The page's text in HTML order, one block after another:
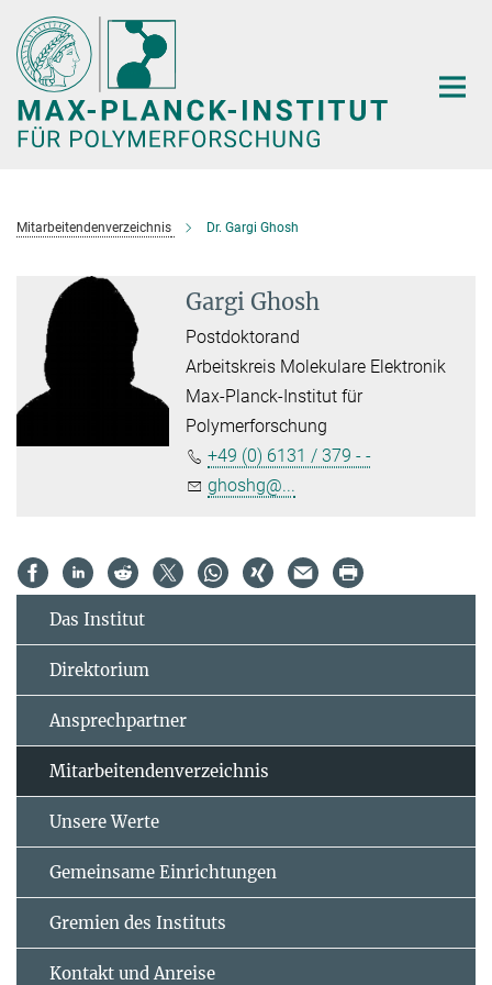
Hauptinhalt
Mitarbeitendenverzeichnis Dr. Gargi Ghosh
Gargi Ghosh
Postdoktorand
Arbeitskreis Molekulare Elektronik
Max-Planck-Institut für
Polymerforschung
+49 (0) 6131 / 379 - -
ghoshg@...
Das Institut
Direktorium
Ansprechpartner
Mitarbeitendenverzeichnis
Unsere Werte
Gemeinsame Einrichtungen
Gremien des Instituts
Kontakt und Anreise